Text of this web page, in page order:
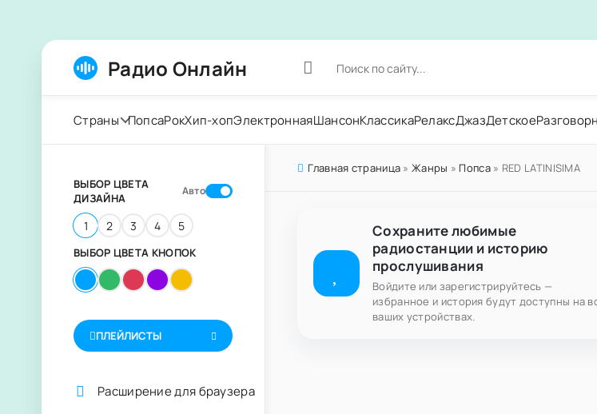
Радио Онлайн
Страны ПопсаРокХип-хопЭлектроннаяШансонКлассикаРелаксДжазДетское
Главная страница »Жанры » Попса» RED LATINISIMA
Сохраните любимые
радиостанции и историю
прослушивания
Войдите или зарегистрируйтесь —
избранное и история будут доступны на
ваших устройствах.
ВЫБОР ЦВЕТА
ДИЗАЙНА
Авто
1 2 3 4 5
ВЫБОР ЦВЕТА КНОПОК
ПЛЕЙЛИСТЫ
Расширение для браузера